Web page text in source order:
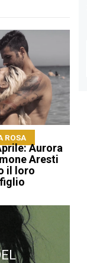
ROSA
Aurora
Aresti
il loro